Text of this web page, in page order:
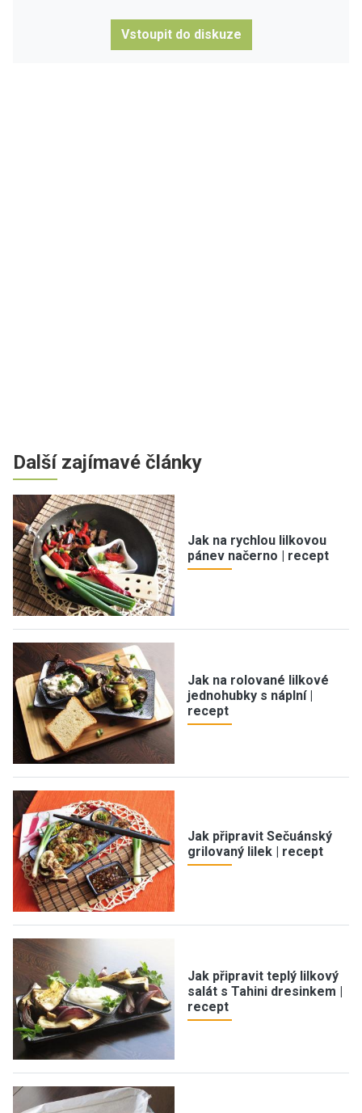
Vstoupit do diskuze
Další zajímavé články
Jak na rychlou lilkovou
pánev načerno | recept
Jak na rolované lilkové
jednohubky s náplní |
recept
Jak připravit Sečuánský
grilovaný lilek | recept
Jak připravit teplý lilkový
salát s Tahini dresinkem |
recept